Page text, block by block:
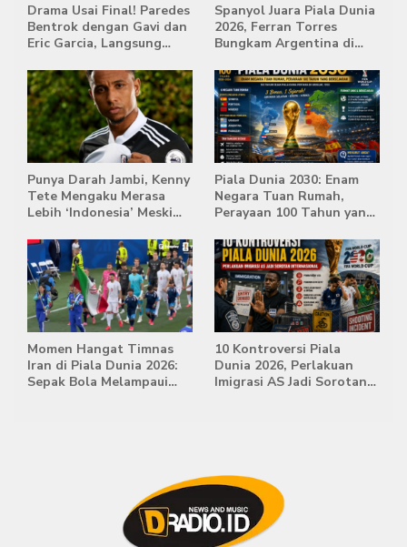
Drama Usai Final! Paredes
Bentrok dengan Gavi dan
Eric Garcia, Langsung
Spanyol Juara Piala Dunia
2026, Ferran Torres
Bungkam Argentina di
Punya Darah Jambi, Kenny
Tete Mengaku Merasa
Lebih ‘Indonesia’ Meski
Piala Dunia 2030: Enam
Negara Tuan Rumah,
Perayaan 100 Tahun yang
Momen Hangat Timnas
Iran di Piala Dunia 2026:
Sepak Bola Melampaui
10 Kontroversi Piala
Dunia 2026, Perlakuan
Imigrasi AS Jadi Sorotan